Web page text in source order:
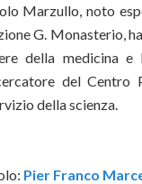
Marzullo, noto
G. Monasterio,
della medicina e
del Centro
della scienza.
Pier Franco